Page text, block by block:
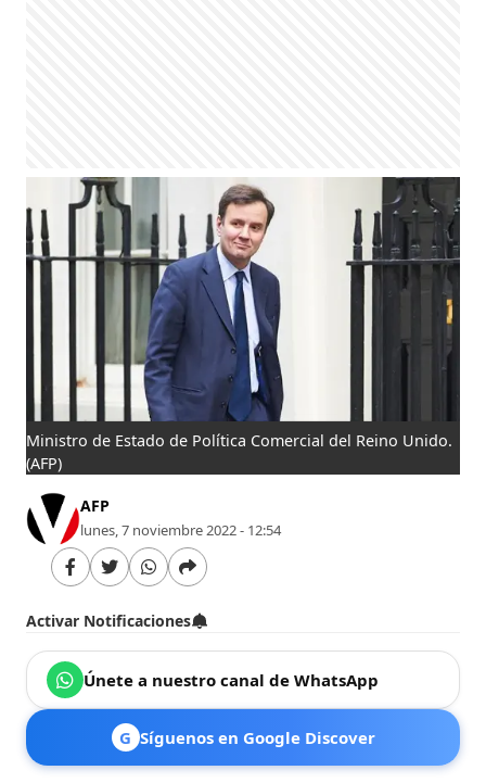
Ministro de Estado de Política Comercial del Reino Unido.
(AFP)
AFP
lunes, 7 noviembre 2022 - 12:54
Activar Notificaciones
Únete a nuestro canal de WhatsApp
G Síguenos en Google Discover